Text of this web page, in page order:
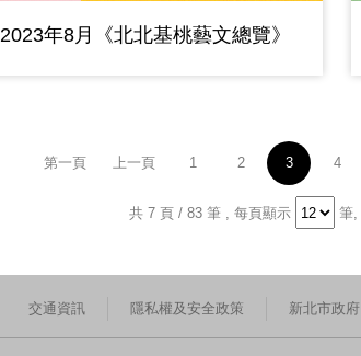
2023年8月《北北基桃藝文總覽》
第一頁 上一頁 1 2 3 4
共 7 頁 / 83 筆 , 每頁顯示 筆,
交通資訊 隱私權及安全政策 新北市政府